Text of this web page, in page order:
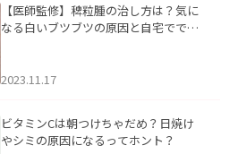
【医師監修】稗粒腫の治し方は？気に
なる白いブツブツの原因と自宅ででき
2023.11.17
ビタミンCは朝つけちゃだめ？日焼け
やシミの原因になるってホント？